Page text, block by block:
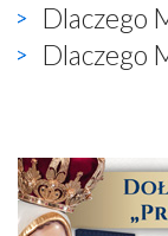
Dlaczego
Dlaczego